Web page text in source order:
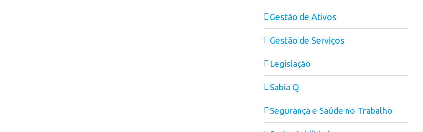
Gestão de Ativos
Gestão de Serviços
Legislação
Sabia Q
Segurança e Saúde no Trabalho